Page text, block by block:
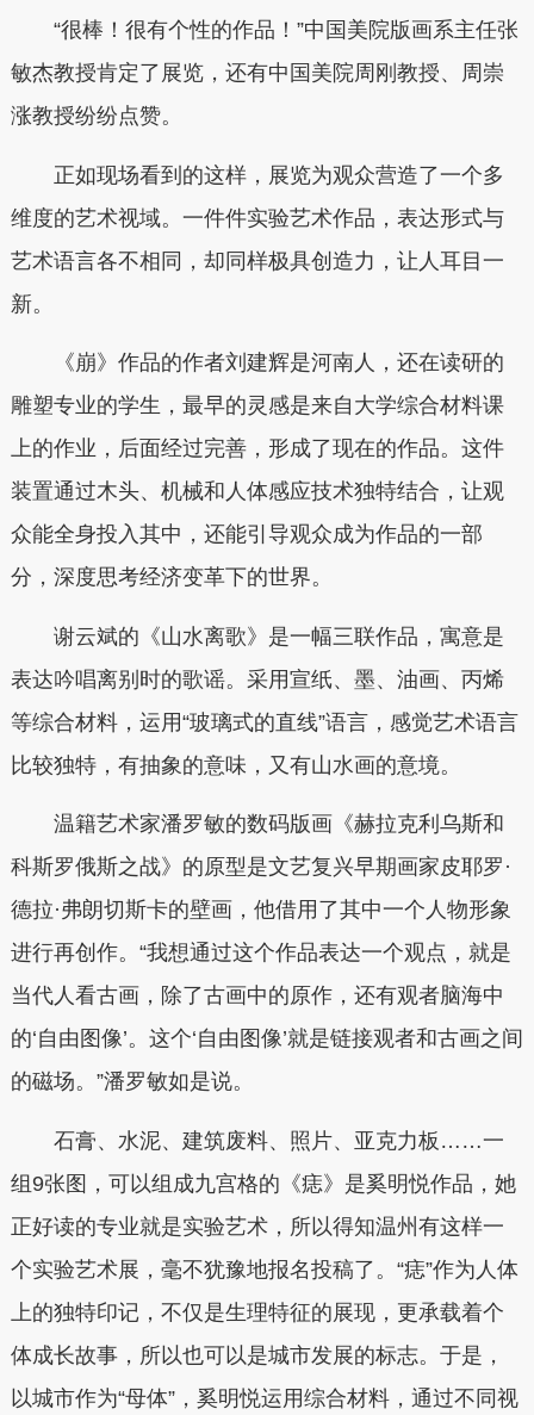
“很棒！很有个性的作品！”中国美院版画系主任张
敏杰教授肯定了展览，还有中国美院周刚教授、周崇
涨教授纷纷点赞。
正如现场看到的这样，展览为观众营造了一个多
维度的艺术视域。一件件实验艺术作品，表达形式与
艺术语言各不相同，却同样极具创造力，让人耳目一
新。
《崩》作品的作者刘建辉是河南人，还在读研的
雕塑专业的学生，最早的灵感是来自大学综合材料课
上的作业，后面经过完善，形成了现在的作品。这件
装置通过木头、机械和人体感应技术独特结合，让观
众能全身投入其中，还能引导观众成为作品的一部
分，深度思考经济变革下的世界。
谢云斌的《山水离歌》是一幅三联作品，寓意是
表达吟唱离别时的歌谣。采用宣纸、墨、油画、丙烯
等综合材料，运用“玻璃式的直线”语言，感觉艺术语言
比较独特，有抽象的意味，又有山水画的意境。
温籍艺术家潘罗敏的数码版画《赫拉克利乌斯和
科斯罗俄斯之战》的原型是文艺复兴早期画家皮耶罗·
德拉·弗朗切斯卡的壁画，他借用了其中一个人物形象
进行再创作。“我想通过这个作品表达一个观点，就是
当代人看古画，除了古画中的原作，还有观者脑海中
的‘自由图像’。这个‘自由图像’就是链接观者和古画之间
的磁场。”潘罗敏如是说。
石膏、水泥、建筑废料、照片、亚克力板……一
组9张图，可以组成九宫格的《痣》是奚明悦作品，她
正好读的专业就是实验艺术，所以得知温州有这样一
个实验艺术展，毫不犹豫地报名投稿了。“痣”作为人体
上的独特印记，不仅是生理特征的展现，更承载着个
体成长故事，所以也可以是城市发展的标志。于是，
以城市作为“母体”，奚明悦运用综合材料，通过不同视